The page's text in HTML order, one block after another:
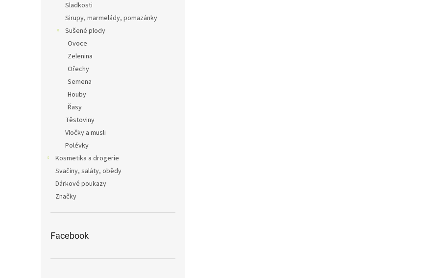
Sladkosti
Sirupy, marmelády, pomazánky
Sušené plody
Ovoce
Zelenina
Ořechy
Semena
Houby
Řasy
Těstoviny
Vločky a musli
Polévky
Kosmetika a drogerie
Svačiny, saláty, obědy
Dárkové poukazy
Značky
Facebook